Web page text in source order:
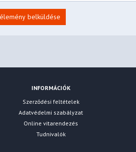
belküldése
INFORMÁCIÓK
Szerződési feltételek
Adatvédelmi szabályzat
Online vitarendezés
Tudnivalók